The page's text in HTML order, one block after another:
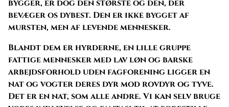
bygger, er dog den største og den, der
bevæger os dybest. Den er ikke bygget af
mursten, men af levende mennesker.
Blandt dem er hyrderne, en lille gruppe
fattige mennesker med lav løn og barske
arbejdsforhold uden fagforening ligger en
nat og vogter deres dyr mod rovdyr og tyve.
Det er en nat, som alle andre. Vi kan selv bruge